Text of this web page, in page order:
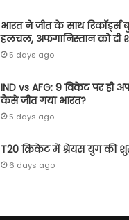
भारत ने जीत के साथ रिकॉर्ड्स
हलचल, अफगानिस्तान को दी
5 days ago
IND vs AFG: 9 विकेट पर ही
कैसे जीत गया भारत?
5 days ago
T20 क्रिकेट में श्रेयस युग की
6 days ago